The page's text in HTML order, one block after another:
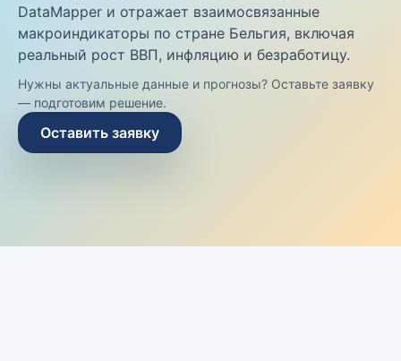
DataMapper и отражает взаимосвязанные
макроиндикаторы по стране Бельгия, включая
реальный рост ВВП, инфляцию и безработицу.
Нужны актуальные данные и прогнозы? Оставьте заявку
— подготовим решение.
Оставить заявку